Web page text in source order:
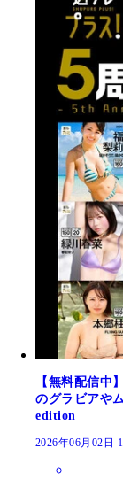
【無料配信中
のグラビアや
edition
2026年06月02日